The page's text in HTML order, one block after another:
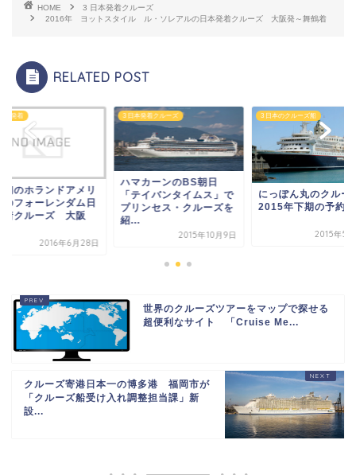
HOME
3 日本発着クルーズ
2016年 ヨットスタイル ル・ソレアルの日本発着クルーズ 大阪発～舞鶴着
RELATED POST
本発着
初のホランドアメリ
のフォーレンダム日
着クルーズ 大阪
2016年6月28日
3 日本発着クルーズ
ハマカーンのBS朝日
「テイバンタイムス」で
プリンセス・クルーズを
紹...
2015年10月9日
3 日本のクルーズ船
にっぽん丸のクル
2015年下期の予約
2015年5
世界のクルーズツアーをマップで探せる
超便利なサイト 「Cruise Me...
クルーズ寄港日本一の博多港 福岡市が
「クルーズ船受け入れ調整担当課」新
設...